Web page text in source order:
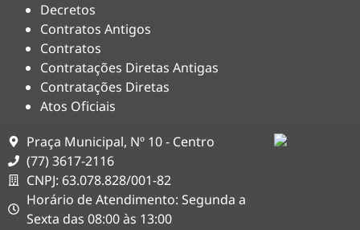
Decretos
Contratos Antigos
Contratos
Contratações Diretas Antigas
Contratações Diretas
Atos Oficiais
Praça Municipal, Nº 10 - Centro
(77) 3617-2116
CNPJ: 63.078.828/001-82
Horário de Atendimento: Segunda a
Sexta das 08:00 às 13:00